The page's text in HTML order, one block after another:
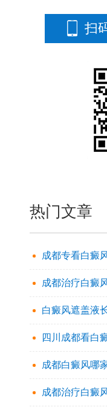
扫
热门文章
成都专看白癜
成都治疗白癜
白癜风遮盖液
四川成都看白
成都白癜风哪
成都治疗白癜